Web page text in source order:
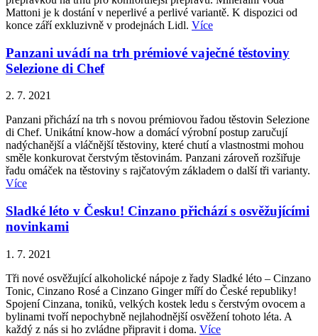
Mattoni je k dostání v neperlivé a perlivé variantě. K dispozici od
konce září exkluzivně v prodejnách Lidl. Více
Panzani uvádí na trh prémiové vaječné těstoviny
Selezione di Chef
2. 7. 2021
Panzani přichází na trh s novou prémiovou řadou těstovin Selezione
di Chef. Unikátní know-how a domácí výrobní postup zaručují
nadýchanější a vláčnější těstoviny, které chutí a vlastnostmi mohou
směle konkurovat čerstvým těstovinám. Panzani zároveň rozšiřuje
řadu omáček na těstoviny s rajčatovým základem o další tři varianty.
Více
Sladké léto v Česku! Cinzano přichází s osvěžujícími
novinkami
1. 7. 2021
Tři nové osvěžující alkoholické nápoje z řady Sladké léto – Cinzano
Tonic, Cinzano Rosé a Cinzano Ginger míří do České republiky!
Spojení Cinzana, toniků, velkých kostek ledu s čerstvým ovocem a
bylinami tvoří nepochybně nejlahodnější osvěžení tohoto léta. A
každý z nás si ho zvládne připravit i doma. Více